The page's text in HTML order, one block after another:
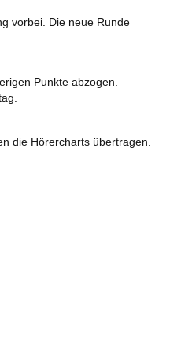
vorbei. Die neue Runde
Punkte abzogen.
die Hörercharts übertragen.